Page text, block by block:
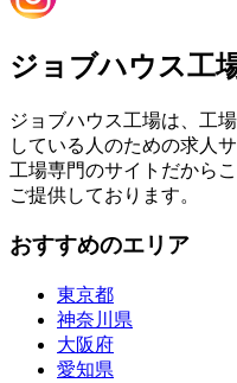
ジョブハウス工
ジョブハウス工場は、工
している人のための求人サ
工場専門のサイトだから
ご提供しております。
おすすめのエリア
東京都
神奈川県
大阪府
愛知県